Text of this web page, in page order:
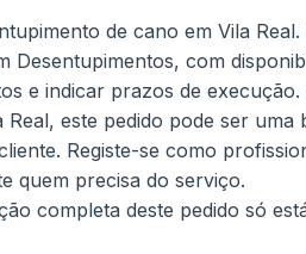
de cano em Vila
Desentupimentos, com
e indicar prazos de
este pedido pode ser
Registe-se como
quem precisa do serviço.
completa deste pedido só